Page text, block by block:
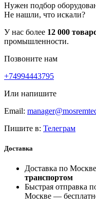
Нужен подбор
Не нашли, что искали?
У нас более 12 000
промышленности.
Позвоните нам
+74994443795
Или напишите
Email:
Пишите в: Телеграм
Доставка
Доставка по
транспортом
Быстрая отправка
Москве —